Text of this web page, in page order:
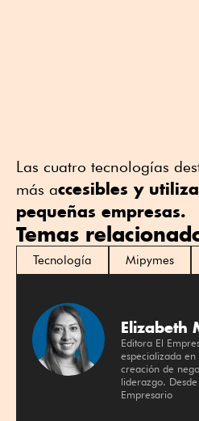
Las cuatro tecnologías
más accesibles y
pequeñas empresas.
Temas
Tecnología Mipymes
Elizabeth
Editora El
especializada
creación de
liderazgo.
Empresario